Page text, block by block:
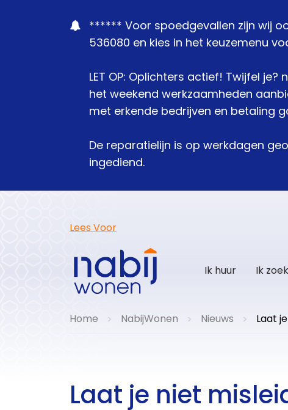
****** Voor spoedgevallen zijn wij
536080 en kies in het keuzemenu
LET OP: Oplichters actief! Twijfel
het weekend werkzaamheden
met erkende bedrijven en betaling
De reparatielijn is op werkdagen
ingediend.
Lees Voor
Ik huur Ik zoek
Home > NabijWonen > Nieuws > Laat
Laat je niet